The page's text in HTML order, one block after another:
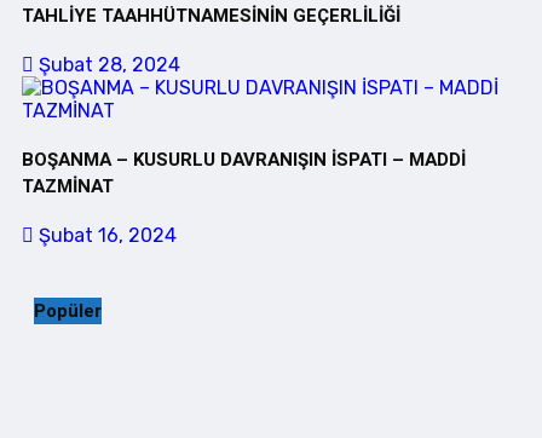
TAHLİYE TAAHHÜTNAMESİNİN GEÇERLİLİĞİ
Şubat 28, 2024
BOŞANMA – KUSURLU DAVRANIŞIN İSPATI – MADDİ
TAZMİNAT
Şubat 16, 2024
Popüler